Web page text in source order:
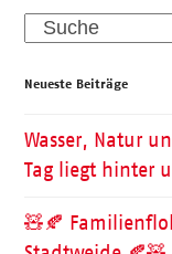
Search
Neueste Beiträge
Wasser, Natur
Tag liegt hinter
🧸🍂